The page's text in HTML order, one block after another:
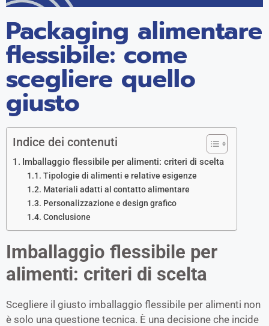
Packaging alimentare
flessibile: come
scegliere quello
giusto
Indice dei contenuti
Imballaggio flessibile per alimenti: criteri di scelta
Tipologie di alimenti e relative esigenze
Materiali adatti al contatto alimentare
Personalizzazione e design grafico
Conclusione
Imballaggio flessibile per
alimenti: criteri di scelta
Scegliere il giusto imballaggio flessibile per alimenti non
è solo una questione tecnica. È una decisione che incide